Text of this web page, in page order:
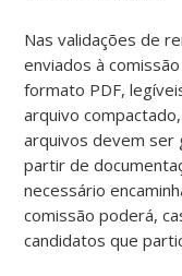
Nas validações de
enviados à
formato PDF,
arquivo
arquivos devem ser
partir de
necessário
comissão poderá,
candidatos que